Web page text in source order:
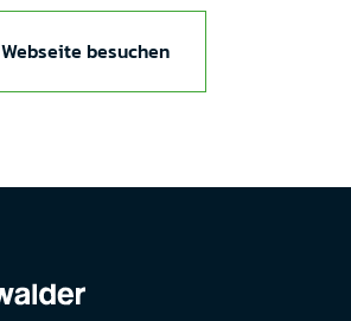
Webseite besuchen